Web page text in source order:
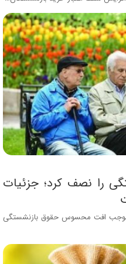
را نصف کرد؛ جزئیات
کسور بیمه اضافه‌کار از سال 1393 موجب افت محسوس حقوق بازنشستگی